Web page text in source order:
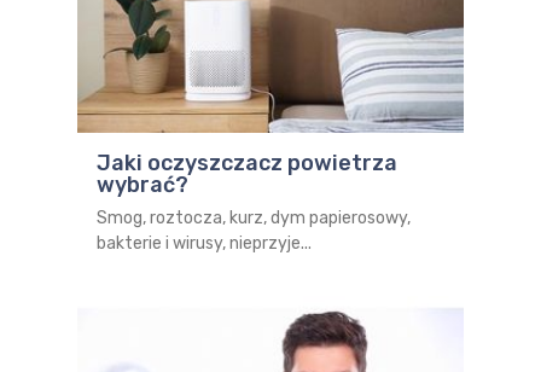
Jaki oczyszczacz powietrza
wybrać?
Smog, roztocza, kurz, dym papierosowy,
bakterie i wirusy, nieprzyje...